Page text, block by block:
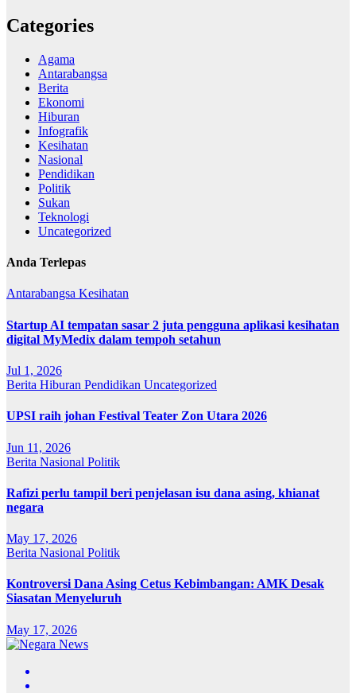
Categories
Agama
Antarabangsa
Berita
Ekonomi
Hiburan
Infografik
Kesihatan
Nasional
Pendidikan
Politik
Sukan
Teknologi
Uncategorized
Anda Terlepas
Antarabangsa Kesihatan
Startup AI tempatan sasar 2 juta pengguna aplikasi kesihatan
digital MyMedix dalam tempoh setahun
Jul 1, 2026
Berita Hiburan Pendidikan Uncategorized
UPSI raih johan Festival Teater Zon Utara 2026
Jun 11, 2026
Berita Nasional Politik
Rafizi perlu tampil beri penjelasan isu dana asing, khianat
negara
May 17, 2026
Berita Nasional Politik
Kontroversi Dana Asing Cetus Kebimbangan: AMK Desak
Siasatan Menyeluruh
May 17, 2026